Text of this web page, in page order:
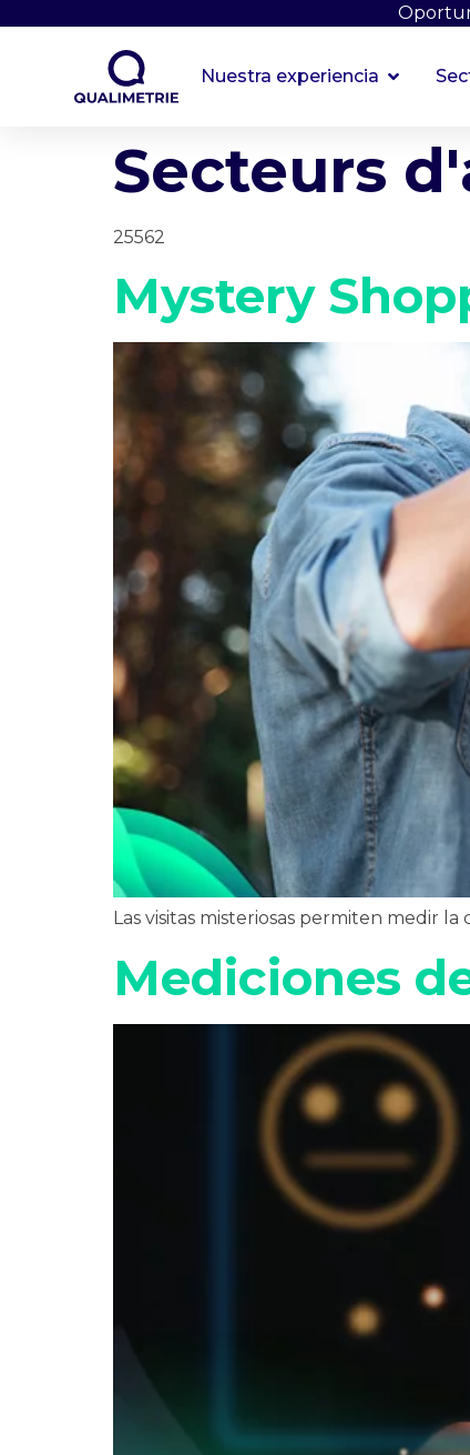
Nuestra experiencia
Secteurs
25562
Mystery
Las visitas misteriosas permiten medir
Mediciones